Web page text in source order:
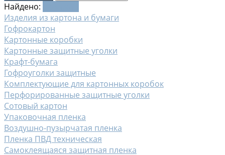
Найдено:
Изделия из картона и бумаги
Гофрокартон
Картонные коробки
Картонные защитные уголки
Крафт-бумага
Гофроуголки защитные
Комплектующие для картонных коробок
Перфорированные защитные уголки
Сотовый картон
Упаковочная пленка
Воздушно-пузырчатая пленка
Пленка ПВД техническая
Самоклеящаяся защитная пленка